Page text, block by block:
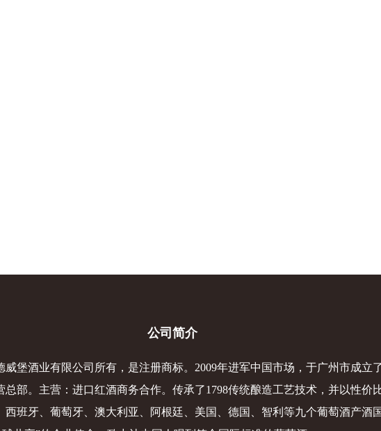
公司简介
威堡酒业有限公司所有，是注册商标。2009年进军中国市场，于广州市成立
总部。主营：进口红酒商务合作。传承了1798传统酿造工艺技术，并以性价
西班牙、葡萄牙、澳大利亚、阿根廷、美国、德国、智利等九个葡萄酒产酒